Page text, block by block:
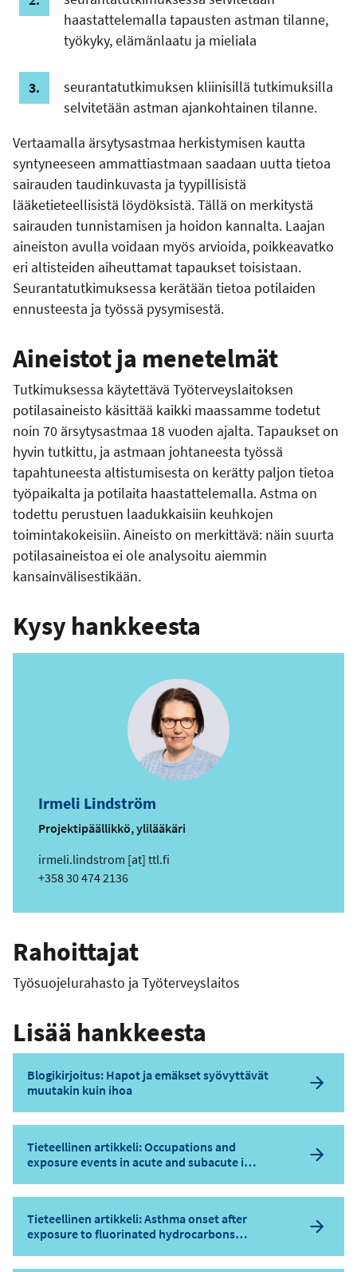
haastattelemalla tapausten astman tilanne,
työkyky, elämänlaatu ja mieliala
seurantatutkimuksen kliinisillä tutkimuksilla
selvitetään astman ajankohtainen tilanne.
Vertaamalla ärsytysastmaa herkistymisen kautta
syntyneeseen ammattiastmaan saadaan uutta tietoa
sairauden taudinkuvasta ja tyypillisistä
lääketieteellisistä löydöksistä. Tällä on merkitystä
sairauden tunnistamisen ja hoidon kannalta. Laajan
aineiston avulla voidaan myös arvioida, poikkeavatko
eri altisteiden aiheuttamat tapaukset toisistaan.
Seurantatutkimuksessa kerätään tietoa potilaiden
ennusteesta ja työssä pysymisestä.
Aineistot ja menetelmät
Tutkimuksessa käytettävä Työterveyslaitoksen
potilasaineisto käsittää kaikki maassamme todetut
noin 70 ärsytysastmaa 18 vuoden ajalta. Tapaukset on
hyvin tutkittu, ja astmaan johtaneesta työssä
tapahtuneesta altistumisesta on kerätty paljon tietoa
työpaikalta ja potilaita haastattelemalla. Astma on
todettu perustuen laadukkaisiin keuhkojen
toimintakokeisiin. Aineisto on merkittävä: näin suurta
potilasaineistoa ei ole analysoitu aiemmin
kansainvälisestikään.
Kysy hankkeesta
Irmeli Lindström
Projektipäällikkö, ylilääkäri
s
ä
k
p
s
i
o
o
i
t
irmeli.lindstrom [at] ttl.fi
Puhelin
+358 30 474 2136
Rahoittajat
Työsuojelurahasto ja Työterveyslaitos
Lisää hankkeesta
Blogikirjoitus: Hapot ja emäkset syövyttävät
muutakin kuin ihoa
Tieteellinen artikkeli: Occupations and
exposure events in acute and subacute i…
Tieteellinen artikkeli: Asthma onset after
exposure to fluorinated hydrocarbons…